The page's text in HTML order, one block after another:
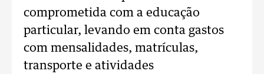
comprometida com a educação
particular, levando em conta gastos
com mensalidades, matrículas,
transporte e atividades